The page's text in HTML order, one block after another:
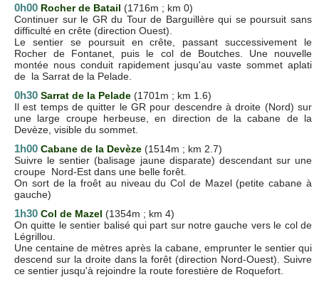
0h00 Rocher de Batail (1716m ; km 0)
Continuer sur le GR du Tour de Barguillère qui se poursuit sans
difficulté en crête (direction Ouest).
Le sentier se poursuit en crête, passant successivement le
Rocher de Fontanet, puis le col de Boutches. Une nouvelle
montée nous conduit rapidement jusqu'au vaste sommet aplati
de la Sarrat de la Pelade.
0h30 Sarrat de la Pelade (1701m ; km 1.6)
Il est temps de quitter le GR pour descendre à droite (Nord) sur
une large croupe herbeuse, en direction de la cabane de la
Devèze, visible du sommet.
1h00 Cabane de la Devèze (1514m ; km 2.7)
Suivre le sentier (balisage jaune disparate) descendant sur une
croupe Nord-Est dans une belle forêt.
On sort de la froêt au niveau du Col de Mazel (petite cabane à
gauche)
1h30 Col de Mazel (1354m ; km 4)
On quitte le sentier balisé qui part sur notre gauche vers le col de
Légrillou.
Une centaine de mètres après la cabane, emprunter le sentier qui
descend sur la droite dans la forêt (direction Nord-Ouest). Suivre
ce sentier jusqu'à rejoindre la route forestière de Roquefort.